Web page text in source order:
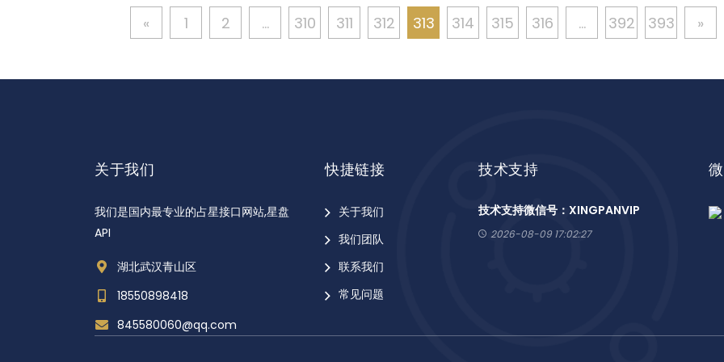
« 1 2 ... 310 311 312 313 314 315 316 ... 392 393 »
关于我们
我们是国内最专业的占星接口网站,星盘
API
湖北武汉青山区
18550898418
845580060@qq.com
快捷链接
关于我们
我们团队
联系我们
常见问题
技术支持
技术支持微信号：XINGPANVIP
2026-08-09 17:02:27